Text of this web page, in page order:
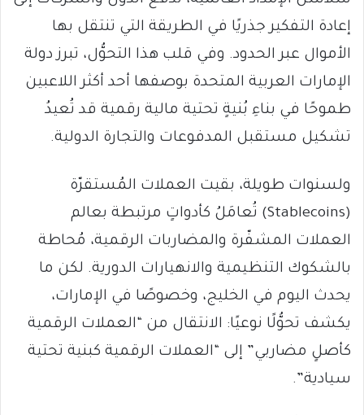
إعادة التفكير جذريًا في الطريقة التي تنتقل بها
الأموال عبر الحدود. وفي قلب هذا التحوُّل، تبرز دولة
الإمارات العربية المتحدة بوصفها أحد أكثر اللاعبين
طموحًا في بناءِ بُنيةٍ تحتية مالية رقمية قد تُعيدُ
تشكيل مستقبل المدفوعات والتجارة الدولية.
ولسنوات طويلة، بقيت العملات المُستقرّة
(Stablecoins) تُعامَلُ كأدواتٍ مرتبطة بعالم
العملات المشفّرة والمضاربات الرقمية، مُحاطة
بالشكوك التنظيمية والانهيارات الدورية. لكن ما
يحدث اليوم في الخليج، وخصوصًا في الإمارات،
يكشف تحوُّلًا نوعيًا: الانتقال من “العملات الرقمية
كأصلٍ مضاربي” إلى “العملات الرقمية كبنية تحتية
سيادية”.